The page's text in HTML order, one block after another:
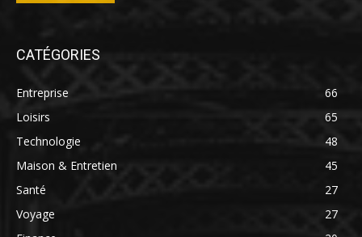
CATÉGORIES
Entreprise
66
Loisirs
65
Technologie
48
Maison & Entretien
45
Santé
27
Voyage
27